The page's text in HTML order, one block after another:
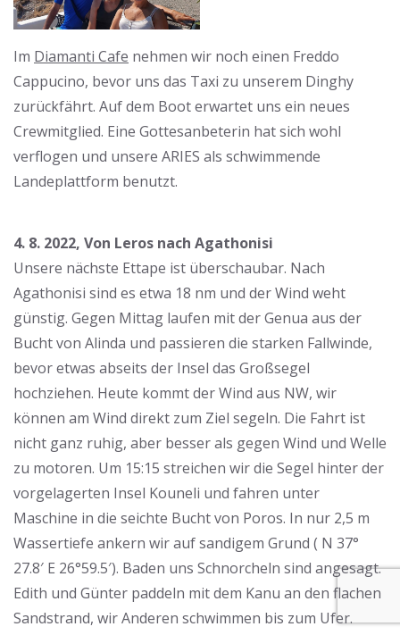
Im Diamanti Cafe nehmen wir noch einen Freddo
Cappucino, bevor uns das Taxi zu unserem Dinghy
zurückfährt. Auf dem Boot erwartet uns ein neues
Crewmitglied. Eine Gottesanbeterin hat sich wohl
verflogen und unsere ARIES als schwimmende
Landeplattform benutzt.
4. 8. 2022, Von Leros nach Agathonisi
Unsere nächste Ettape ist überschaubar. Nach
Agathonisi sind es etwa 18 nm und der Wind weht
günstig. Gegen Mittag laufen mit der Genua aus der
Bucht von Alinda und passieren die starken Fallwinde,
bevor etwas abseits der Insel das Großsegel
hochziehen. Heute kommt der Wind aus NW, wir
können am Wind direkt zum Ziel segeln. Die Fahrt ist
nicht ganz ruhig, aber besser als gegen Wind und Welle
zu motoren. Um 15:15 streichen wir die Segel hinter der
vorgelagerten Insel Kouneli und fahren unter
Maschine in die seichte Bucht von Poros. In nur 2,5 m
Wassertiefe ankern wir auf sandigem Grund ( N 37°
27.8′ E 26°59.5′). Baden uns Schnorcheln sind angesagt.
Edith und Günter paddeln mit dem Kanu an den flachen
Sandstrand, wir Anderen schwimmen bis zum Ufer.